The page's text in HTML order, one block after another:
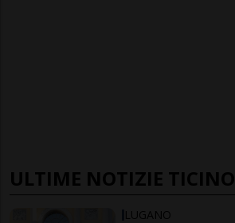
ULTIME NOTIZIE TICINO
LUGANO